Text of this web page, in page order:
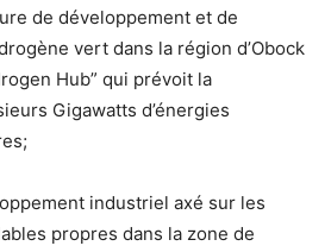
de développement et de
vert dans la région d’Obock
Hub” qui prévoit la
Gigawatts d’énergies
industriel axé sur les
propres dans la zone de